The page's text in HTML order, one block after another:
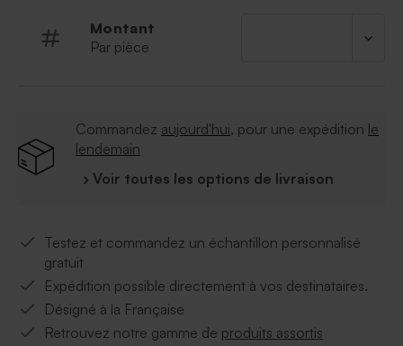
Montant
Par pièce
Commandez aujourd'hui, pour une expédition le
lendemain
› Voir toutes les options de livraison
Testez et commandez un échantillon personnalisé
gratuit
Expédition possible directement à vos destinataires.
Désigné à la Française
Retrouvez notre gamme de produits assortis